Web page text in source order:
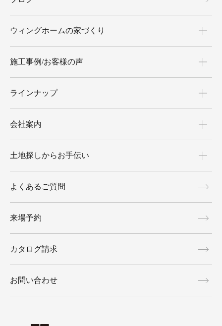
ウィングホームの家づくり
施工事例/お客様の声
ラインナップ
会社案内
土地探しからお手伝い
よくあるご質問
来場予約
カタログ請求
お問い合わせ